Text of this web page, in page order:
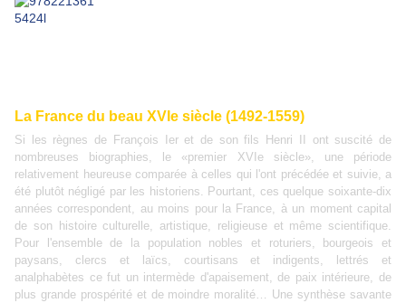
La France du beau XVIe siècle (1492-1559)
Si les règnes de François Ier et de son fils Henri II ont suscité de
nombreuses biographies, le «premier XVIe siècle», une période
relativement heureuse comparée à celles qui l'ont précédée et suivie, a
été plutôt négligé par les historiens. Pourtant, ces quelque soixante-dix
années correspondent, au moins pour la France, à un moment capital
de son histoire culturelle, artistique, religieuse et même scientifique.
Pour l'ensemble de la population nobles et roturiers, bourgeois et
paysans, clercs et laïcs, courtisans et indigents, lettrés et
analphabètes ce fut un intermède d'apaisement, de paix intérieure, de
plus grande prospérité et de moindre moralité… Une synthèse savante